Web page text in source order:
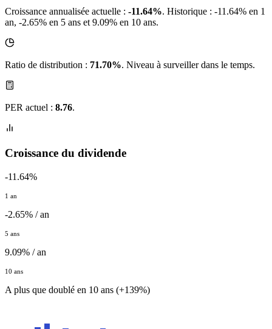
Croissance annualisée actuelle : -11.64%. Historique : -11.64% en 1
an, -2.65% en 5 ans et 9.09% en 10 ans.
Ratio de distribution : 71.70%. Niveau à surveiller dans le temps.
PER actuel : 8.76.
Croissance du dividende
-11.64%
1 an
-2.65% / an
5 ans
9.09% / an
10 ans
A plus que doublé en 10 ans (+139%)